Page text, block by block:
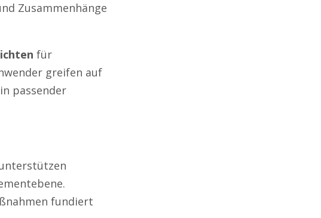
Zusammenhänge
für
greifen auf
in passender
fundiert